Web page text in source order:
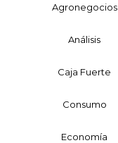
Agronegocios
Análisis
Caja Fuerte
Consumo
Economía